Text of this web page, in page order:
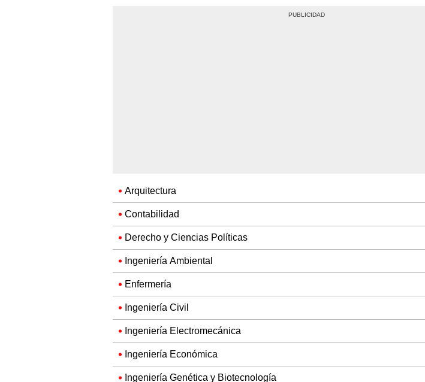
Arquitectura
Contabilidad
Derecho y Ciencias Políticas
Ingeniería Ambiental
Enfermería
Ingeniería Civil
Ingeniería Electromecánica
Ingeniería Económica
Ingeniería Genética y Biotecnología